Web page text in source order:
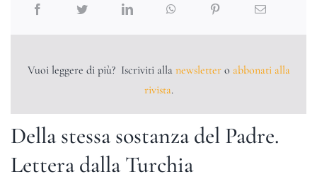
Newsletter
Libri Ares QUADERNI MONOGRAFICI
RECENSIONI
STUDI
Vuoi leggere di più? Iscriviti alla newslettero abbonati alla
rivista.
Della stessa sostanza del Padre.
Lettera dalla Turchia